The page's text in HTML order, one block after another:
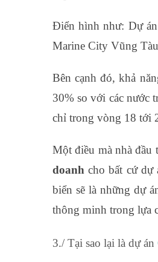
Điển hình như: Dự án
Marine City Vũng
Bên cạnh đó, khả
30% so với các nước
chỉ trong vòng 18 tới
Một điều mà nhà đầu
doanh cho bất cứ dự
biển sẽ là những dự
thông minh trong lựa
3./ Tại sao lại là dự án